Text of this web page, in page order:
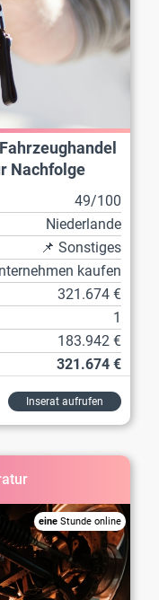
Nachfolge
49/100
Niederlande
📌 Sonstiges
kaufen
321.674 €
1
183.942 €
321.674 €
Inserat aufrufen
eine Stunde online